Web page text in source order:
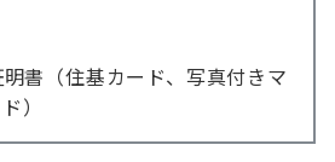
書（住基カード、写真付きマ
）